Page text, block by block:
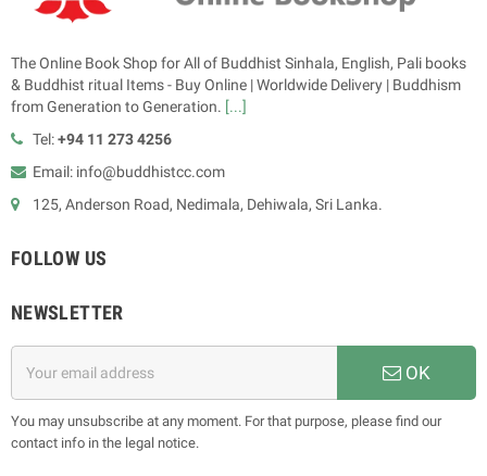
The Online Book Shop for All of Buddhist Sinhala, English, Pali books
& Buddhist ritual Items - Buy Online | Worldwide Delivery | Buddhism
from Generation to Generation. [...]
Tel:+94 11 273 4256
Email: info@buddhistcc.com
125, Anderson Road, Nedimala, Dehiwala, Sri Lanka.
FOLLOW US
NEWSLETTER
OK
You may unsubscribe at any moment. For that purpose, please find our
contact info in the legal notice.